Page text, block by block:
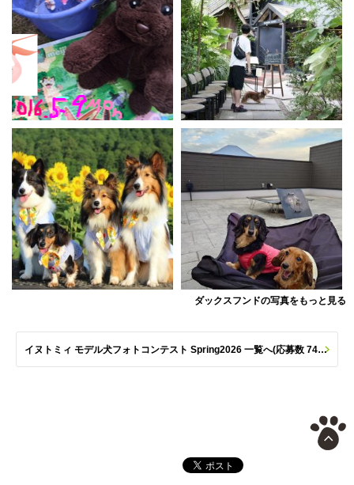
ダックスフンドの写真をもっと見る
イヌトミィ モデル犬フォトコンテスト Spring2026 一覧へ(応募数 747枚)